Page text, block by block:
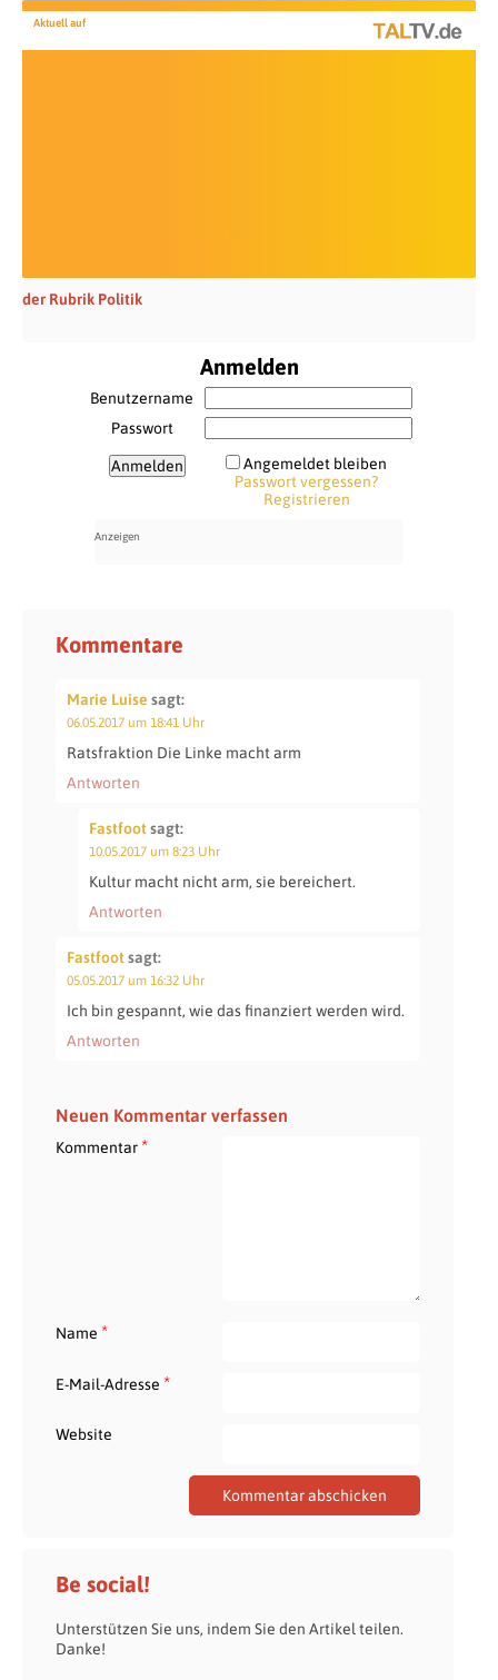
Aktuell auf
der Rubrik Politik
Anmelden
Benutzername
Passwort
Angemeldet bleiben
Passwort vergessen?
Registrieren
Kommentare
Marie Luise sagt:
06.05.2017 um 18:41 Uhr
Ratsfraktion Die Linke macht arm
Antworten
Fastfootsagt:
10.05.2017 um 8:23 Uhr
Kultur macht nicht arm, sie bereichert.
Antworten
Fastfootsagt:
05.05.2017 um 16:32 Uhr
Ich bin gespannt, wie das finanziert werden wird.
Antworten
Neuen Kommentar verfassen
Kommentar*
Name *
E-Mail-Adresse *
Website
Be social!
Unterstützen Sie uns, indem Sie den Artikel teilen.
Danke!